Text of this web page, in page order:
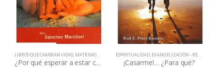
LIBROS QUE CAMBIAN VIDAS, MATRIMONIOS - PAREJAS
¿Por qué esperar a estar casados?… si ya nos queremos.
ESPIRITUALIDAD, EVANGELIZACIÓN - RENOVACIÓN
¡Casarme!… ¿Para qué?